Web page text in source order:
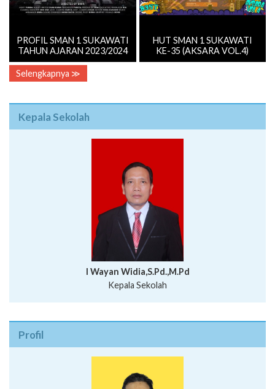
PROFIL SMAN 1 SUKAWATI
TAHUN AJARAN 2023/2024
HUT SMAN 1 SUKAWATI
KE-35 (AKSARA VOL.4)
Selengkapnya ≫
Kepala Sekolah
I Wayan Widia,S.Pd.,M.Pd
Kepala Sekolah
Profil